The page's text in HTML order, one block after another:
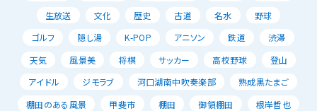
生放送
文化 歴史 古道 名水
野球
ゴルフ
隠し湯 K-POP アニソン 鉄道
渋滞
天気
風景美 将棋 サッカー 高校野球
登山
アイドル
ジモラブ 河口湖南中吹奏楽部
熟成黒たまご
棚田のある風景
甲斐市 棚田 御領棚田
根岸哲也